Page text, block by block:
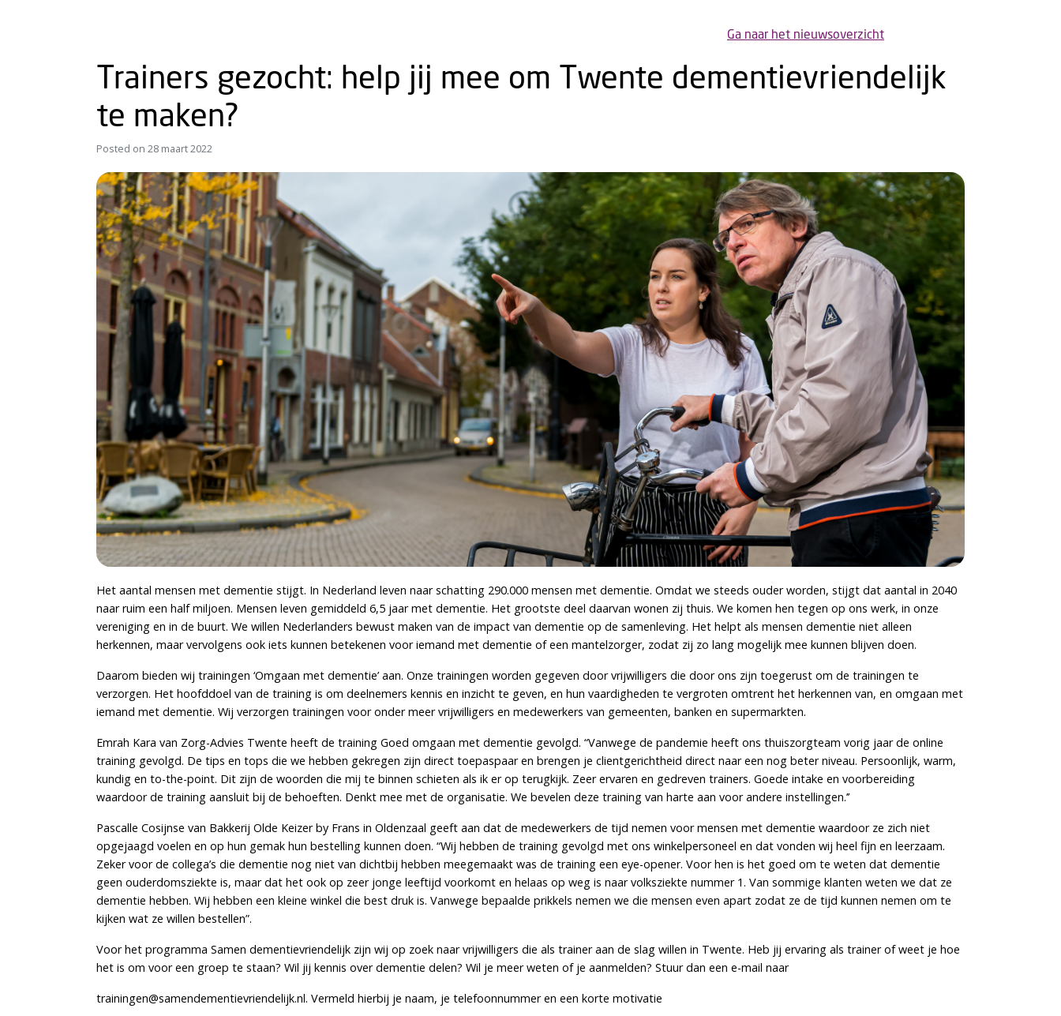
Ga naar het nieuwsoverzicht
Trainers gezocht: help jij mee om Twente dementievriendelijk
te maken?
Posted on 28 maart 2022
Het aantal mensen met dementie stijgt. In Nederland leven naar schatting 290.000 mensen met dementie. Omdat we steeds ouder worden, stijgt dat aantal in 2040
naar ruim een half miljoen. Mensen leven gemiddeld 6,5 jaar met dementie. Het grootste deel daarvan wonen zij thuis. We komen hen tegen op ons werk, in onze
vereniging en in de buurt. We willen Nederlanders bewust maken van de impact van dementie op de samenleving. Het helpt als mensen dementie niet alleen
herkennen, maar vervolgens ook iets kunnen betekenen voor iemand met dementie of een mantelzorger, zodat zij zo lang mogelijk mee kunnen blijven doen.
Daarom bieden wij trainingen ‘Omgaan met dementie’ aan. Onze trainingen worden gegeven door vrijwilligers die door ons zijn toegerust om de trainingen te
verzorgen. Het hoofddoel van de training is om deelnemers kennis en inzicht te geven, en hun vaardigheden te vergroten omtrent het herkennen van, en omgaan met
iemand met dementie. Wij verzorgen trainingen voor onder meer vrijwilligers en medewerkers van gemeenten, banken en supermarkten.
Emrah Kara van Zorg-Advies Twente heeft de training Goed omgaan met dementie gevolgd. “Vanwege de pandemie heeft ons thuiszorgteam vorig jaar de online
training gevolgd. De tips en tops die we hebben gekregen zijn direct toepaspaar en brengen je clientgerichtheid direct naar een nog beter niveau. Persoonlijk, warm,
kundig en to-the-point. Dit zijn de woorden die mij te binnen schieten als ik er op terugkijk. Zeer ervaren en gedreven trainers. Goede intake en voorbereiding
waardoor de training aansluit bij de behoeften. Denkt mee met de organisatie. We bevelen deze training van harte aan voor andere instellingen.’’
Pascalle Cosijnse van Bakkerij Olde Keizer by Frans in Oldenzaal geeft aan dat de medewerkers de tijd nemen voor mensen met dementie waardoor ze zich niet
opgejaagd voelen en op hun gemak hun bestelling kunnen doen. “Wij hebben de training gevolgd met ons winkelpersoneel en dat vonden wij heel fijn en leerzaam.
Zeker voor de collega’s die dementie nog niet van dichtbij hebben meegemaakt was de training een eye-opener. Voor hen is het goed om te weten dat dementie
geen ouderdomsziekte is, maar dat het ook op zeer jonge leeftijd voorkomt en helaas op weg is naar volksziekte nummer 1. Van sommige klanten weten we dat ze
dementie hebben. Wij hebben een kleine winkel die best druk is. Vanwege bepaalde prikkels nemen we die mensen even apart zodat ze de tijd kunnen nemen om te
kijken wat ze willen bestellen”.
Voor het programma Samen dementievriendelijk zijn wij op zoek naar vrijwilligers die als trainer aan de slag willen in Twente. Heb jij ervaring als trainer of weet je hoe
het is om voor een groep te staan? Wil jij kennis over dementie delen? Wil je meer weten of je aanmelden? Stuur dan een e-mail naar
trainingen@samendementievriendelijk.nl. Vermeld hierbij je naam, je telefoonnummer en een korte motivatie